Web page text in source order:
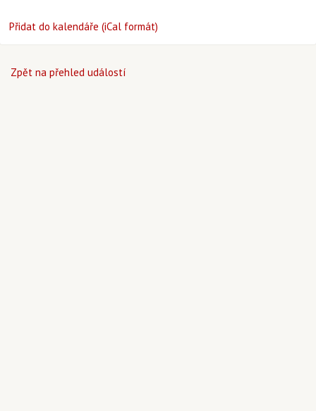
Přidat do kalendáře (iCal formát)
Zpět na přehled událostí